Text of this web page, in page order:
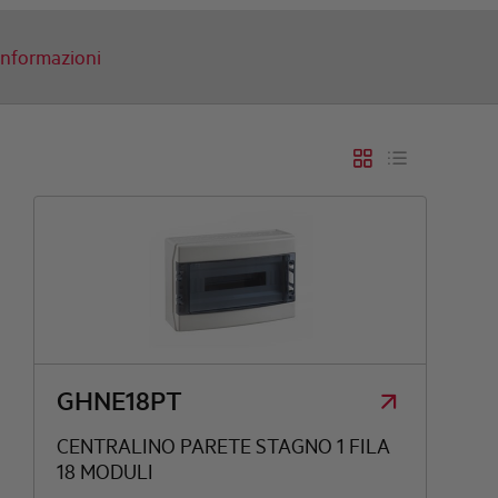
GHNE18PT
CENTRALINO PARETE STAGNO 1 FILA
18 MODULI